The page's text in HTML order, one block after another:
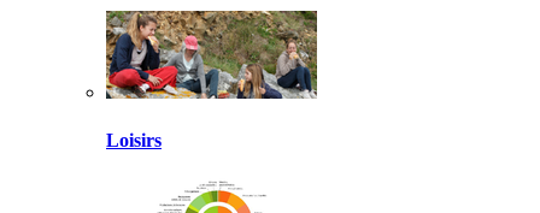
Loisirs